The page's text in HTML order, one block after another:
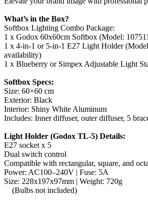
What’s in the Box?
Softbox Lighting Combo Package:
1 x Godox 60x60cm Softbox (Model:
1 x 4-in-1 or 5-in-1 E27 Light Holder
availability)
1 x Blueberry or Simpex Adjustable Light
Softbox Specs:
Size: 60×60 cm
Exterior: Black
Interior: Shiny White Aluminum
Includes: Inner diffuser, outer diffuser, 5
Light Holder (Godox TL-5) Details:
E27 socket x 5
Dual switch control
Compatible with rectangular, square, and
Power: AC100–240V | Fuse: 5A
Size: 228x197x97mm | Weight: 720g
(Bulbs not included)